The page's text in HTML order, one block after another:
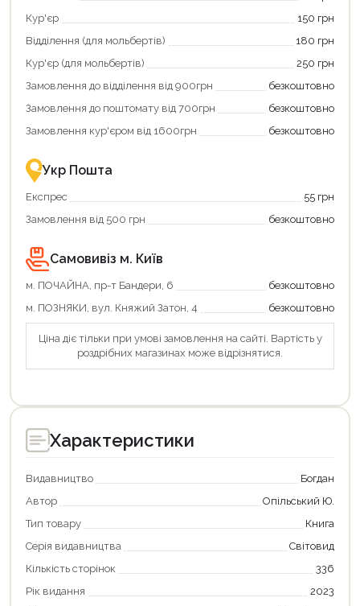
щоб
зекономити
та
отримати
переваги!
картою
єКнига
–
зручно
та
«Національний
кешбек»
та
отримуйте
повернення
Економте
більше
разом
державною
підтримкою!
Кур'єр
150 грн
Відділення (для мольбертів)
180 грн
Кур'єр (для мольбертів)
250 грн
Замовлення до відділення від 900грн
безкоштовно
Замовлення до поштомату від 700грн
безкоштовно
Замовлення кур'єром від 1600грн
безкоштовно
Укр Пошта
Експрес
55 грн
Замовлення від 500 грн
безкоштовно
Самовивіз м. Київ
м. ПОЧАЙНА, пр-т Бандери, 6
безкоштовно
м. ПОЗНЯКИ, вул. Княжий Затон, 4
безкоштовно
Ціна діє тільки при умові замовлення на сайті. Вартість у
роздрібних магазинах може відрізнятися.
Характеристики
Видавництво
Богдан
Автор
Опільський Ю.
Тип товару
Книга
Серія видавництва
Світовид
Кількість сторінок
336
Рік видання
2023
Продовжити покупки
Оформити замовлення